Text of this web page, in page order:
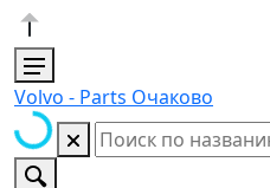
Volvo - Parts Очаково